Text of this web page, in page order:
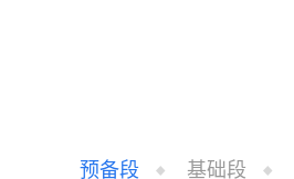
预备段 基础段